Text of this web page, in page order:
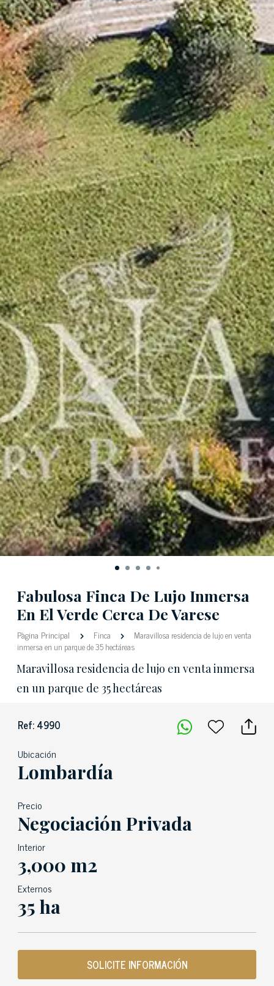
Fabulosa Finca De Lujo Inmersa
En El Verde Cerca De Varese
Pàgina Principal Finca
Maravillosa residencia de lujo en venta
inmersa en un parque de 35 hectáreas
Maravillosa residencia de lujo en venta inmersa
en un parque de 35 hectáreas
Ref: 4990
Ubicación
Lombardía
Precio
Negociación Privada
Interior
3,000 m2
Externos
35 ha
SOLICITE INFORMACIÓN